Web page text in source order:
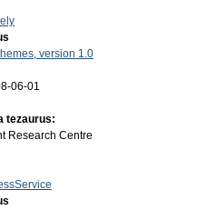
version 1.0
06-01
tezaurus:
Research Centre